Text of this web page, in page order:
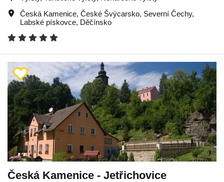
Česká Kamenice, České Švýcarsko, Severní Čechy,
Labské pískovce, Děčínsko
Česká Kamenice - Jetřichovice